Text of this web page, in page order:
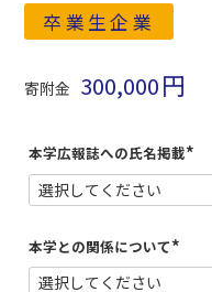
卒業生企業
寄附金 300,000
本学広報誌への氏名掲載
(
須
本学との関係について
(